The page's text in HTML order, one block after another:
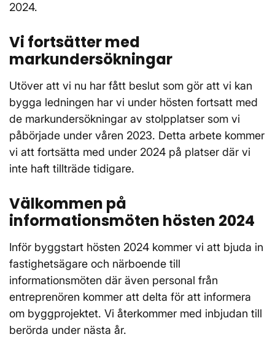
2024.
Vi fortsätter med
markundersökningar
Utöver att vi nu har fått beslut som gör att vi kan
bygga ledningen har vi under hösten fortsatt med
de markundersökningar av stolpplatser som vi
påbörjade under våren 2023. Detta arbete kommer
vi att fortsätta med under 2024 på platser där vi
inte haft tillträde tidigare.
Välkommen på
informationsmöten hösten 2024
Inför byggstart hösten 2024 kommer vi att bjuda in
fastighetsägare och närboende till
informationsmöten där även personal från
entreprenören kommer att delta för att informera
om byggprojektet. Vi återkommer med inbjudan till
berörda under nästa år.